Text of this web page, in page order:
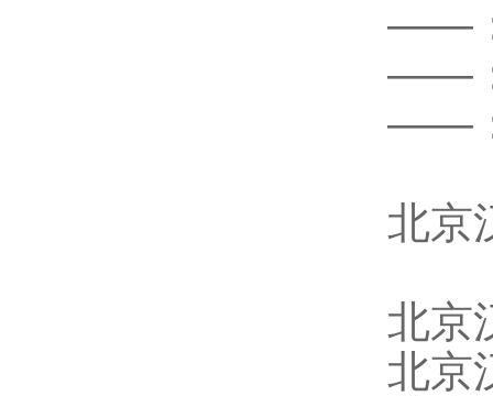
——
——
——
北京
北京
北京